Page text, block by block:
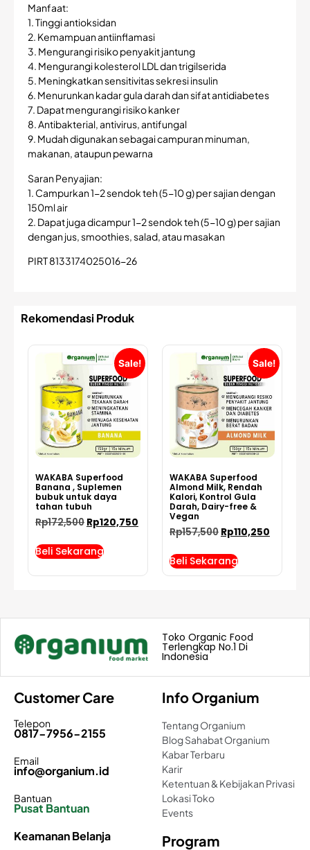
Manfaat:
1. Tinggi antioksidan
2. Kemampuan antiinflamasi
3. Mengurangi risiko penyakit jantung
4. Mengurangi kolesterol LDL dan trigilserida
5. Meningkatkan sensitivitas sekresi insulin
6. Menurunkan kadar gula darah dan sifat antidiabetes
7. Dapat mengurangi risiko kanker
8. Antibakterial, antivirus, antifungal
9. Mudah digunakan sebagai campuran minuman,
makanan, ataupun pewarna
Saran Penyajian:
1. Campurkan 1-2 sendok teh (5-10 g) per sajian dengan
150ml air
2. Dapat juga dicampur 1-2 sendok teh (5-10 g) per sajian
dengan jus, smoothies, salad, atau masakan
PIRT 8133174025016-26
Rekomendasi Produk
Sale!
WAKABA Superfood
Banana , Suplemen
bubuk untuk daya
tahan tubuh
Rp172,500 Rp120,750
Beli Sekarang
Sale!
WAKABA Superfood
Almond Milk, Rendah
Kalori, Kontrol Gula
Darah, Dairy-free &
Vegan
Rp157,500 Rp110,250
Beli Sekarang
Toko Organic Food
Terlengkap No.1 Di
Indonesia
Customer Care
Telepon
0817-7956-2155
Email
info@organium.id
Bantuan
Pusat Bantuan
Keamanan Belanja
Info Organium
Tentang Organium
Blog Sahabat Organium
Kabar Terbaru
Karir
Ketentuan & Kebijakan Privasi
Lokasi Toko
Events
Program